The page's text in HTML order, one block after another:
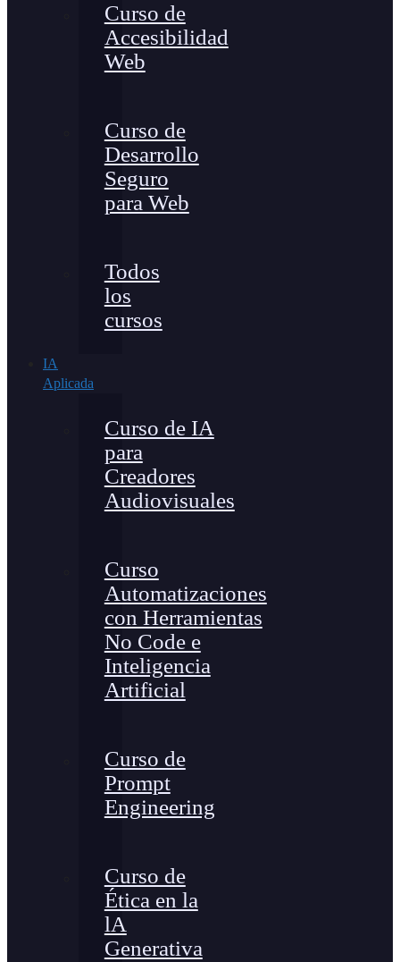
Curso de
Accesibilidad
Web
Curso de
Desarrollo
Seguro
para Web
Todos
los
cursos
IA
Aplicada
Curso de IA
para
Creadores
Audiovisuales
Curso
Automatizaciones
con Herramientas
No Code e
Inteligencia
Artificial
Curso de
Prompt
Engineering
Curso de
Ética en la
lA
Generativa